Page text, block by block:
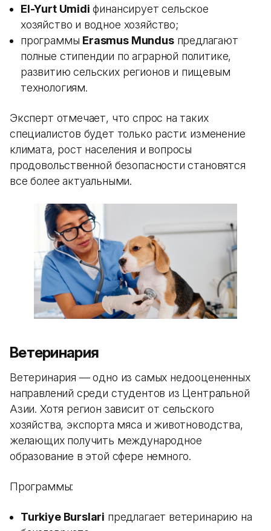
El-Yurt Umidi финансирует сельское
хозяйство и водное хозяйство;
программы Erasmus Mundusпредлагают
полные стипендии по аграрной политике,
развитию сельских регионов и пищевым
технологиям.
Эксперт отмечает, что спрос на таких
специалистов будет только расти: изменение
климата, рост населения и вопросы
продовольственной безопасности становятся
все более актуальными.
Ветеринария
Ветеринария — одно из самых недооцененных
направлений среди студентов из Центральной
Азии. Хотя регион зависит от сельского
хозяйства, экспорта мяса и животноводства,
желающих получить международное
образование в этой сфере немного.
Программы:
Turkiye Burslari предлагает ветеринарию на